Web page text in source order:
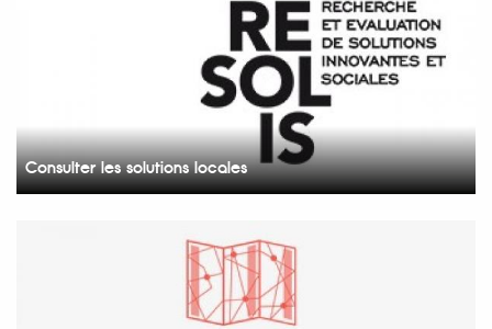
Consulter les solutions locales